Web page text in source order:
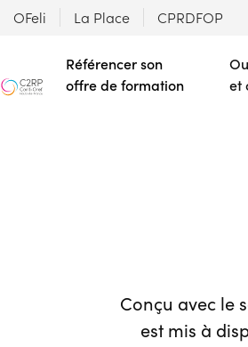
OFeli La Place CPRDFOP
Référencer son
offre de formation
et
Conçu avec le
est mis à